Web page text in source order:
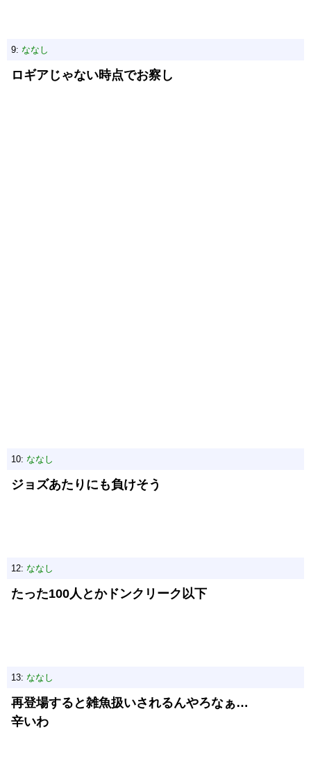
9: ななし
ロギアじゃない時点でお察し
10: ななし
ジョズあたりにも負けそう
12: ななし
たった100人とかドンクリーク以下
13: ななし
再登場すると雑魚扱いされるんやろなぁ…
辛いわ